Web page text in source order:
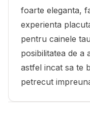
foarte eleganta,
experienta
pentru cainele
posibilitatea de a
astfel incat sa te
petrecut